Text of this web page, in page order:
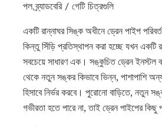
পল ব্র্যাডবেরি / গেটি চিত্রগুলি
একটি রান্নাঘর সিঙ্ক অধীনে ড্রেন পাইপ
কিন্তু সিঁড়ি প্রতিস্থাপন করা হচ্ছে যখন একটি
সবচেয়ে সাধারণ এক। সঙ্কুচিত ড্রেন ইনস্টল
থেকে নতুন সঙ্কর কিভাবে ভিন্ন, পাশাপাশি
হিসাবে নির্ভর করবে। পুরোনো বাড়িতে, নতুন
গভীরতা হতে পারে না, তাই ড্রেন পাইপের কিছু